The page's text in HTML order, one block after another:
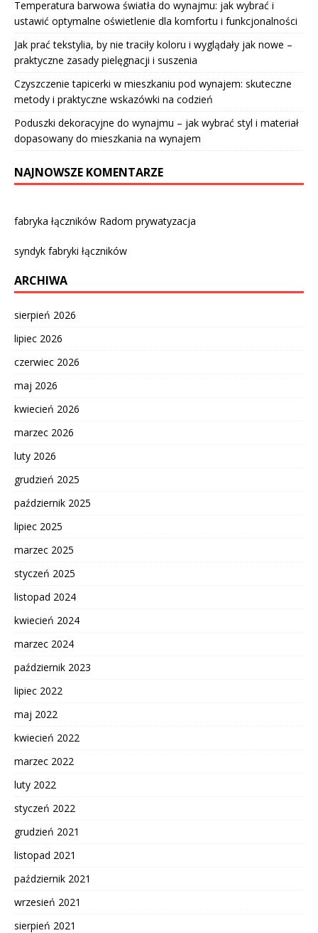
Temperatura barwowa światła do wynajmu: jak wybrać i
ustawić optymalne oświetlenie dla komfortu i funkcjonalności
Jak prać tekstylia, by nie traciły koloru i wyglądały jak nowe –
praktyczne zasady pielęgnacji i suszenia
Czyszczenie tapicerki w mieszkaniu pod wynajem: skuteczne
metody i praktyczne wskazówki na codzień
Poduszki dekoracyjne do wynajmu – jak wybrać styl i materiał
dopasowany do mieszkania na wynajem
NAJNOWSZE KOMENTARZE
fabryka łączników Radom prywatyzacja
syndyk fabryki łączników
ARCHIWA
sierpień 2026
lipiec 2026
czerwiec 2026
maj 2026
kwiecień 2026
marzec 2026
luty 2026
grudzień 2025
październik 2025
lipiec 2025
marzec 2025
styczeń 2025
listopad 2024
kwiecień 2024
marzec 2024
październik 2023
lipiec 2022
maj 2022
kwiecień 2022
marzec 2022
luty 2022
styczeń 2022
grudzień 2021
listopad 2021
październik 2021
wrzesień 2021
sierpień 2021